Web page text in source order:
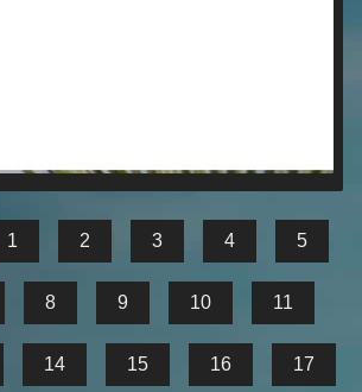
1 2 3 4 5
8 9 10 11
14 15 16 17